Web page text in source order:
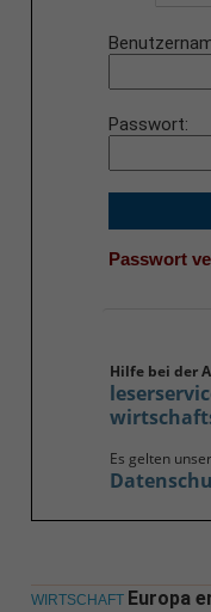
Passwort
Passwort
Hilfe bei der
Es gelten
WIRTSCHAFT Europa